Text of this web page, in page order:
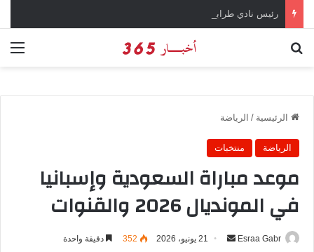
الرئيسية / الرياضة
الرياضة منتخبات
موعد مباراة السعودية وإسبانيا
في المونديال 2026 والقنوات
Esraa Gabr 21 يونيو، 2026 352 دقيقة واحدة